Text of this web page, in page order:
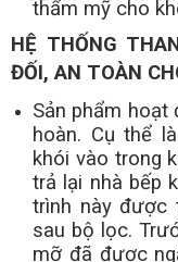
thẩm mỹ cho
HỆ THỐNG
ĐỐI, AN TOÀN
Sản phẩm hoạt
hoàn. Cụ thể
khói vào trong
trả lại nhà bếp
trình này được
sau bộ lọc.
mỡ đã được